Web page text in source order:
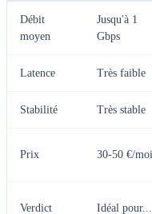
Débit
moyen
Jusqu'à 1
Gbps
Latence Très faible
Stabilité Très stable
Prix 30-50 €/
Verdict Idéal pour...